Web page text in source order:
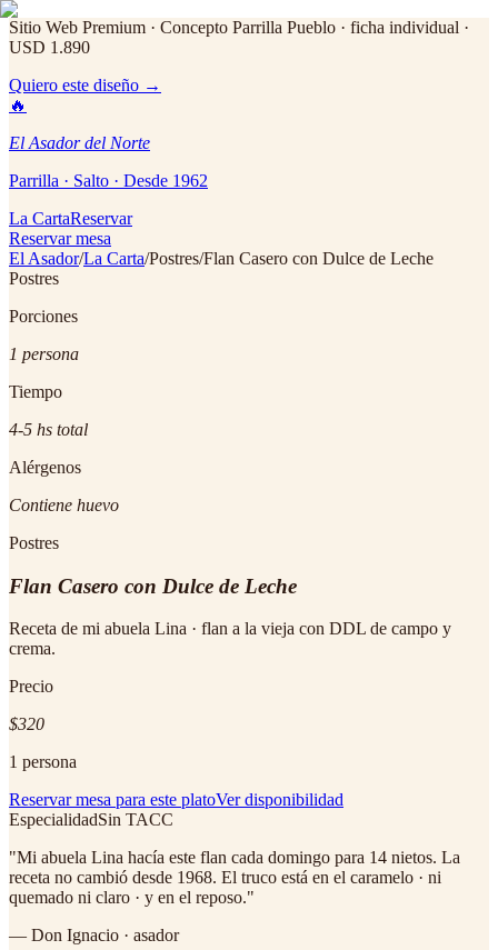
Sitio Web Premium · Concepto Parrilla Pueblo · ficha individual ·
USD 1.890
Quiero este diseño →
🔥
El Asador del Norte
Parrilla · Salto · Desde 1962
La CartaReservar
Reservar mesa
El Asador/La Carta/Postres/Flan Casero con Dulce de Leche
Postres
Porciones
1 persona
Tiempo
4-5 hs total
Alérgenos
Contiene huevo
Postres
Flan Casero con Dulce de Leche
Receta de mi abuela Lina · flan a la vieja con DDL de campo y
crema.
Precio
$320
1 persona
Reservar mesa para este platoVer disponibilidad
EspecialidadSin TACC
"Mi abuela Lina hacía este flan cada domingo para 14 nietos. La
receta no cambió desde 1968. El truco está en el caramelo · ni
quemado ni claro · y en el reposo."
— Don Ignacio · asador